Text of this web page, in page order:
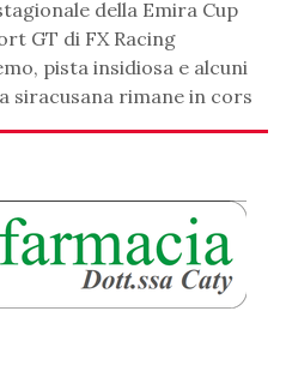
della Emira Cup
GT di FX Racing
pista insidiosa e alcuni
siracusana rimane in cors